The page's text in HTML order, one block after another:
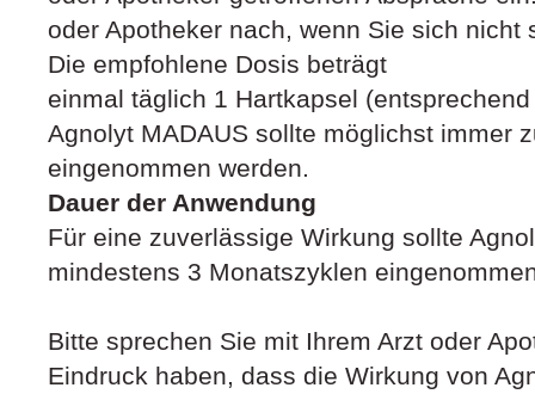
oder Apotheker nach, wenn Sie sich nicht
Die empfohlene Dosis beträgt
einmal täglich 1 Hartkapsel
Agnolyt MADAUS sollte möglichst immer
eingenommen werden.
Dauer der Anwendung
Für eine zuverlässige Wirkung sollte
mindestens 3 Monatszyklen
Bitte sprechen Sie mit Ihrem Arzt oder
Eindruck haben, dass die Wirkung von